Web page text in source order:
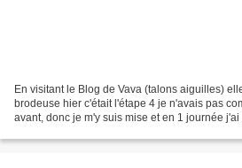
En visitant le Blog de Vava (talons aiguilles)
brodeuse hier c'était l'étape 4 je n'avais pas
avant, donc je m'y suis mise et en 1 journée